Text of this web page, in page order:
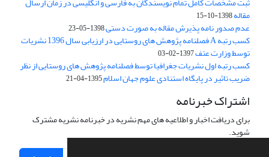
مقاله1398-10-15
عدم صدور نامه پذیرش مقاله به صورت دستی1398-05-23
کسب رتبه A فصلنامه پژوهش های روستایی در ارزیابی سال 1396 نشریات
توسط وزارت عتف1397-02-03
کسب رتبه اول نشریات جغرافیا توسط فصلنامه پژوهش های روستایی از نظر
ضریب تاثیر در پایگاه استنادی علوم جهان اسلام1395-04-21
اشتراک خبرنامه
برای دریافت اخبار و اطلاعیه های مهم نشریه در خبرنامه نشریه مشترک
شوید.